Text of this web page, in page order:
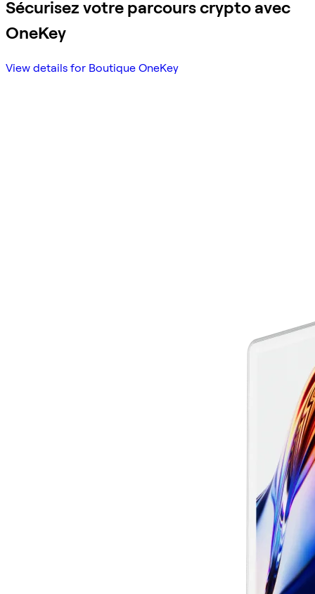
Sécurisez votre parcours crypto avec
OneKey
View details for Boutique OneKey